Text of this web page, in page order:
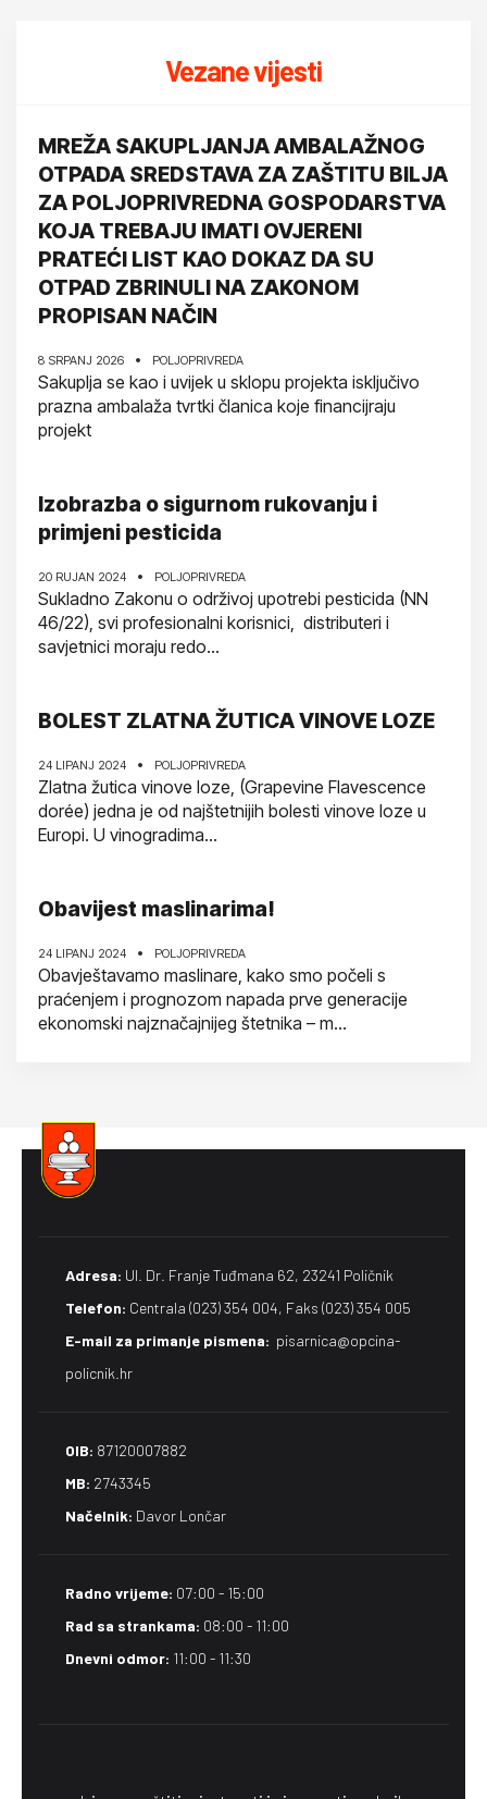
Vezane vijesti
MREŽA SAKUPLJANJA AMBALAŽNOG
OTPADA SREDSTAVA ZA ZAŠTITU BILJA
ZA POLJOPRIVREDNA GOSPODARSTVA
KOJA TREBAJU IMATI OVJERENI
PRATEĆI LIST KAO DOKAZ DA SU
OTPAD ZBRINULI NA ZAKONOM
PROPISAN NAČIN
8 SRPANJ 2026 POLJOPRIVREDA
Sakuplja se kao i uvijek u sklopu projekta isključivo
prazna ambalaža tvrtki članica koje financijraju
projekt
Izobrazba o sigurnom rukovanju i
primjeni pesticida
20 RUJAN 2024 POLJOPRIVREDA
Sukladno Zakonu o održivoj upotrebi pesticida (NN
46/22), svi profesionalni korisnici, distributeri i
savjetnici moraju redo...
BOLEST ZLATNA ŽUTICA VINOVE LOZE
24 LIPANJ 2024 POLJOPRIVREDA
Zlatna žutica vinove loze, (Grapevine Flavescence
dorée) jedna je od najštetnijih bolesti vinove loze u
Europi. U vinogradima...
Obavijest maslinarima!
24 LIPANJ 2024 POLJOPRIVREDA
Obavještavamo maslinare, kako smo počeli s
praćenjem i prognozom napada prve generacije
ekonomski najznačajnijeg štetnika – m...
Adresa: Ul. Dr. Franje Tuđmana 62, 23241 Poličnik
Telefon: Centrala (023) 354 004, Faks (023) 354 005
E-mail za primanje pismena​: pisarnica@opcina-
policnik.hr
OIB: 87120007882
MB: 2743345
Načelnik: Davor Lončar
Radno vrijeme: 07:00 - 15:00
Rad sa strankama: 08:00 - 11:00
Dnevni odmor: 11:00 - 11:30